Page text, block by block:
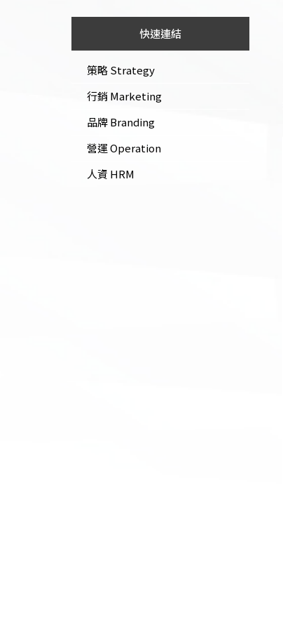
快速連結
策略 Strategy
行銷 Marketing
品牌 Branding
營運 Operation
人資 HRM